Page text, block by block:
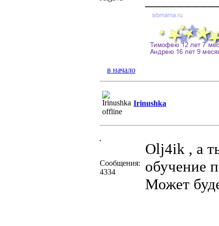
в начало
Irinushka
Сообщения:
4334
Olj4ik , а
обучение
Может